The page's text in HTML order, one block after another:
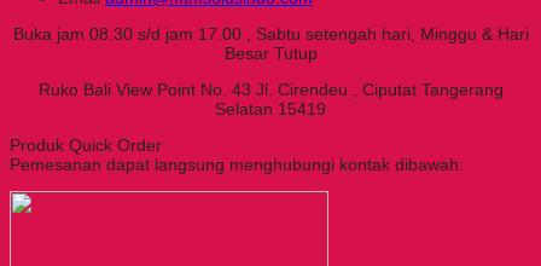
Buka jam 08.30 s/d jam 17.00 , Sabtu setengah hari, Minggu & Hari
Besar Tutup
Ruko Bali View Point No. 43 Jl. Cirendeu , Ciputat Tangerang
Selatan 15419
Produk Quick Order
Pemesanan dapat langsung menghubungi kontak dibawah: